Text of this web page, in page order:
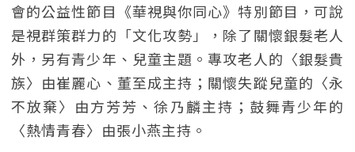
會的公益性節目《華視與你同心》特別節目，可說
是視群策群力的「文化攻勢」，除了關懷銀髮老人
外，另有青少年、兒童主題。專攻老人的〈銀髮貴
族〉由崔麗心、董至成主持；關懷失蹤兒童的〈永
不放棄〉由方芳芳、徐乃麟主持；鼓舞青少年的
〈熱情青春〉由張小燕主持。